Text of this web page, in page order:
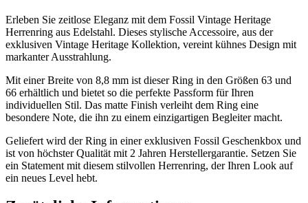
Erleben Sie zeitlose Eleganz mit dem Fossil Vintage Heritage
Herrenring aus Edelstahl. Dieses stylische Accessoire, aus der
exklusiven Vintage Heritage Kollektion, vereint kühnes Design mit
markanter Ausstrahlung.
Mit einer Breite von 8,8 mm ist dieser Ring in den Größen 63 und
66 erhältlich und bietet so die perfekte Passform für Ihren
individuellen Stil. Das matte Finish verleiht dem Ring eine
besondere Note, die ihn zu einem einzigartigen Begleiter macht.
Geliefert wird der Ring in einer exklusiven Fossil Geschenkbox und
ist von höchster Qualität mit 2 Jahren Herstellergarantie. Setzen Sie
ein Statement mit diesem stilvollen Herrenring, der Ihren Look auf
ein neues Level hebt.